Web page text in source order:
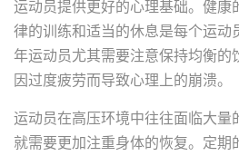
运动员提供更好的心理基础。健康
律的训练和适当的休息是每个运动
年运动员尤其需要注意保持均衡的
因过度疲劳而导致心理上的崩溃。
运动员在高压环境中往往面临大量
就需要更加注重身体的恢复。定期